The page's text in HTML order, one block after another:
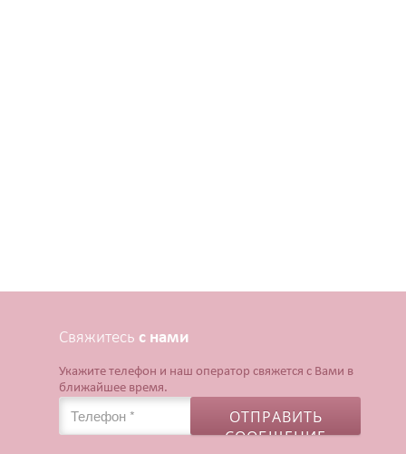
Свяжитесь с нами
Укажите телефон и наш оператор свяжется с Вами в
ближайшее время.